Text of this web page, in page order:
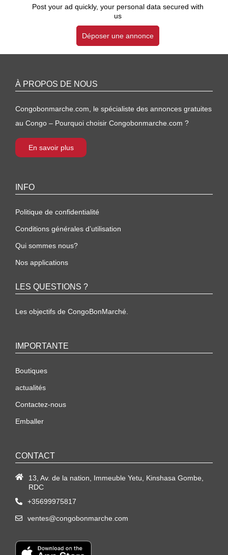
Post your ad quickly, your personal data secured with
us
Déposer une annonce
À PROPOS DE NOUS
Congobonmarche.com, le spécialiste des annonces gratuites
au Congo – Pourquoi choisir Congobonmarche.com ?
En savoir plus
INFO
Politique de confidentialité
Conditions générales d’utilisation
Qui sommes nous?
Nos applications
LES QUESTIONS ?
Les objectifs de CongoBonMarché.
IMPORTANTE
Boutiques
actualités
Contactez-nous
Emballer
CONTACT
13, Av. de la nation, Immeuble Yetu, Kinshasa Gombe,
RDC
+35699975817
ventes@congobonmarche.com